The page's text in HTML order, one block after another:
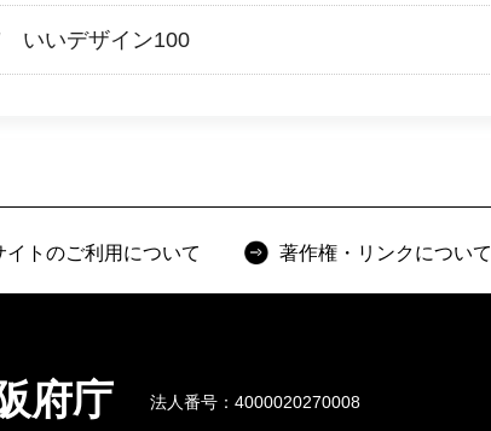
いいデザイン100
イトのご利用について 著作権・リンクについて
府庁 法人番号：4000020270008